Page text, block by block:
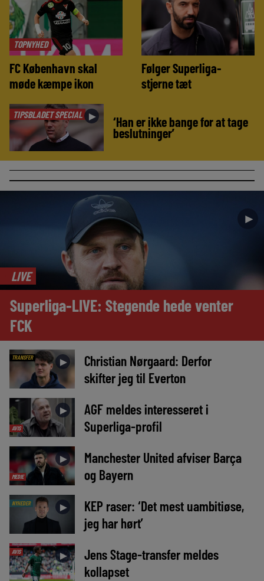
TOPNYHED
FC København skal
møde kæmpe ikon
Følger Superliga-
stjerne tæt
TIPSBLADET SPECIAL ► ‘Han er ikke bange for at tage
beslutninger’
►
LIVE
Superliga-LIVE: Stegende hede venter
FCK
TRANSFER ►
Christian Nørgaard: Derfor
skifter jeg til Everton
AVIS
►
AGF meldes interesseret i
Superliga-profil
MEDIE
►
Manchester United afviser Barça
og Bayern
NYHEDER ►
KEP raser: ‘Det mest uambitiøse,
jeg har hørt’
AVIS ►
Jens Stage-transfer meldes
kollapset